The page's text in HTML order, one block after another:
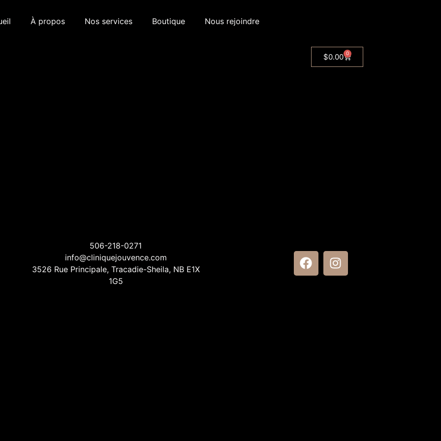
À propos Nos services Boutique Nous rejoindre
$0.00 0
506-218-0271
info@cliniquejouvence.com
3526 Rue Principale, Tracadie-Sheila, NB E1X
1G5